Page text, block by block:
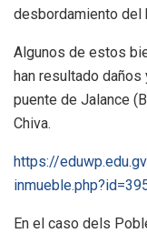
desbordamiento del
Algunos de estos
han resultado
puente de Jalance
Chiva.
https://
En el caso dels